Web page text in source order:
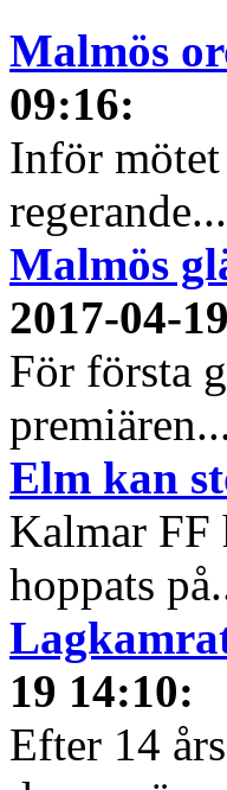
Malmös
09:16:
Inför mötet
regerande...
Malmös
2017-04-
För första
Elm kan
Kalmar FF
hoppats
19 14:10:
Efter 14